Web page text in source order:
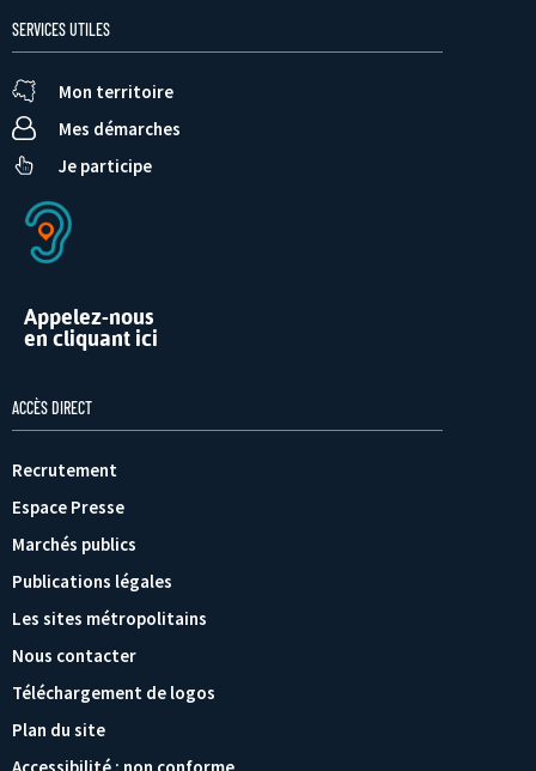
SERVICES UTILES
Mon territoire
Mes démarches
Je participe
Appelez-nous
en cliquant ici
ACCÈS DIRECT
Recrutement
Espace Presse
Marchés publics
Publications légales
Les sites métropolitains
Nous contacter
Téléchargement de logos
Plan du site